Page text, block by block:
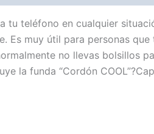
tu teléfono en cualquier
Es muy útil para personas
no llevas bolsillos
la funda “Cordón